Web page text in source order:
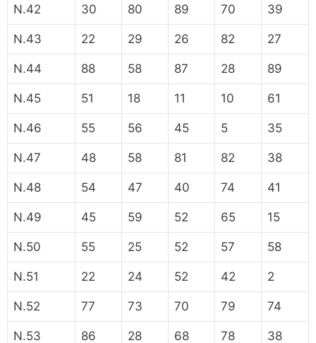
N.42 30 80 89 70 39
N.43 22 29 26 82 27
N.44 88 58 87 28 89
N.45 51 18 11 10 61
N.46 55 56 45 5 35
N.47 48 58 81 82 38
N.48 54 47 40 74 41
N.49 45 59 52 65 15
N.50 55 25 52 57 58
N.51 22 24 52 42 2
N.52 77 73 70 79 74
N.53 86 28 68 78 38